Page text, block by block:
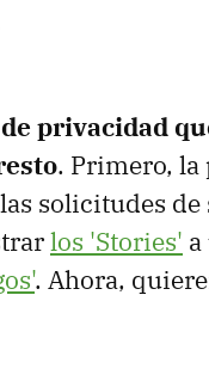
privacidad
. Primero,
solicitudes
los 'Stories'
. Ahora,